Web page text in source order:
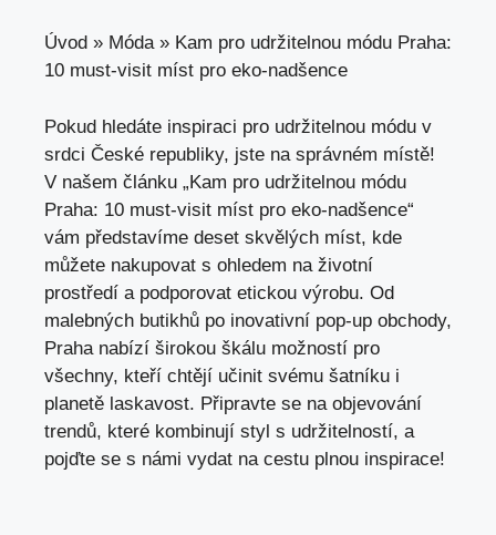
Úvod » Móda» Kam pro udržitelnou módu Praha:
10 must-visit míst pro eko-nadšence
Pokud hledáte inspiraci pro udržitelnou módu v
srdci České republiky, jste na správném místě!
V našem článku „Kam pro udržitelnou módu
Praha: 10 must-visit míst pro eko-nadšence“
vám představíme deset skvělých míst, kde
můžete nakupovat s ohledem na životní
prostředí a podporovat etickou výrobu. Od
malebných butikhů po inovativní pop-up obchody,
Praha nabízí širokou škálu možností pro
všechny, kteří chtějí učinit svému šatníku i
planetě laskavost. Připravte se na objevování
trendů, které kombinují styl s udržitelností, a
pojďte se s námi vydat na cestu plnou inspirace!